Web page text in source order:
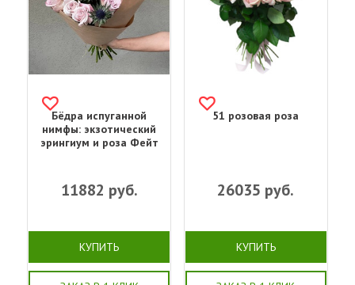
Бёдра испуганной
нимфы: экзотический
эрингиум и роза Фейт
11882 руб.
КУПИТЬ
51 розовая роза
26035 руб.
КУПИТЬ